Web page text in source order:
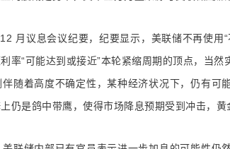
议息会议纪要，纪要显示，美联储不再使用“
率“可能达到或接近”本轮紧缩周期的顶点，当然
随着高度不确定性，某种经济状况下，仍有可
仍是鸽中带鹰，使得市场降息预期受到冲击，黄